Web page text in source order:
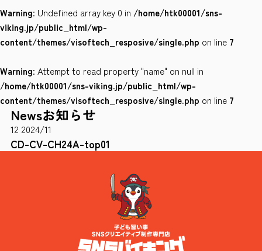
会社案内
サイトポリシー
0120-78-8169
［受付時間］ 9：00～18：00 ※土・日・祝祭日・年末年始は除く
お問い合わせはこちら
Warning: Undefined array key 0 in /home/htk00001/sns-
viking.jp/public_html/wp-
content/themes/visoftech_resposive/single.php on line 7
Warning: Attempt to read property "name" on null in
/home/htk00001/sns-viking.jp/public_html/wp-
content/themes/visoftech_resposive/single.php on line 7
Newsお知らせ
12 2024/11
CD-CV-CH24A-top01